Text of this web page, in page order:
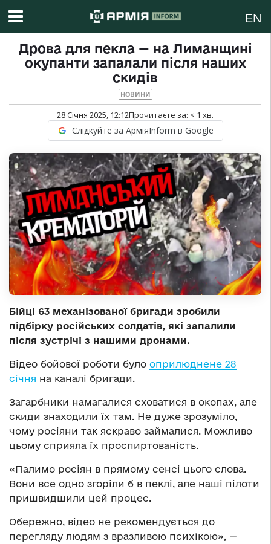
EN
Дрова для пекла — на Лиманщині
окупанти запалали після наших
скидів
НОВИНИ
28 Січня 2025, 12:12Прочитаєте за: < 1 хв.
Слідкуйте за АрміяInform в Google
Бійці 63 механізованої бригади зробили
підбірку російських солдатів, які запалили
після зустрічі з нашими дронами.
Відео бойової роботи було оприлюднене 28
січня на каналі бригади.
Загарбники намагалися сховатися в окопах, але
скиди знаходили їх там. Не дуже зрозуміло,
чому росіяни так яскраво займалися. Можливо
цьому сприяла їх проспиртованість.
«Палимо росіян в прямому сенсі цього слова.
Вони все одно згоріли б в пеклі, але наші пілоти
пришвидшили цей процес.
Обережно, відео не рекомендується до
перегляду людям з вразливою психікою», —